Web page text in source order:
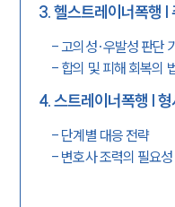
3.헬스트레이너폭행 |
-고의성·우발성 판단
- 합의 및 피해 회복의
4.스트레이너폭행 |
- 단계별 대응 전략
- 변호사 조력의 필요성